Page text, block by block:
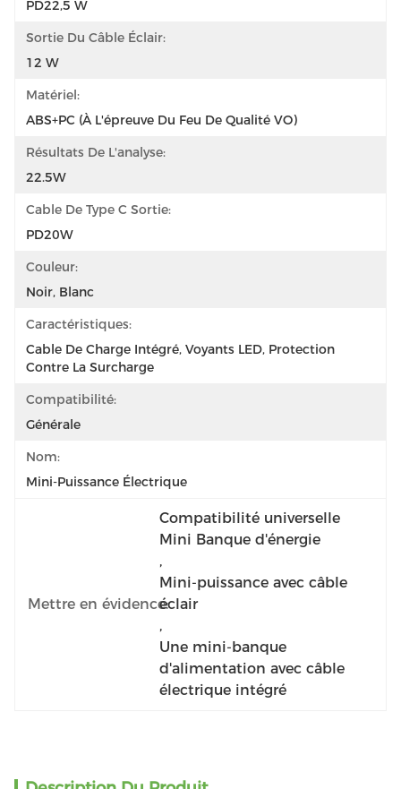
PD22,5 W
Sortie Du Câble Éclair:
12 W
Matériel:
ABS+PC (à L'épreuve Du Feu De Qualité VO)
Résultats De L'analyse:
22.5W
Cable De Type C Sortie:
PD20W
Couleur:
Noir, Blanc
Caractéristiques:
Cable De Charge Intégré, Voyants LED, Protection
Contre La Surcharge
Compatibilité:
Générale
Nom:
Mini-Puissance Électrique
Mettre en évidence:
Compatibilité universelle
Mini Banque d'énergie
,
Mini-puissance avec câble
éclair
,
Une mini-banque
d'alimentation avec câble
électrique intégré